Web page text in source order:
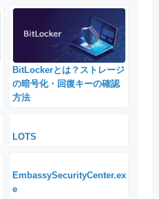
BitLockerとは？ストレージ
の暗号化・回復キーの確認
方法
LOTS
EmbassySecurityCenter.ex
e